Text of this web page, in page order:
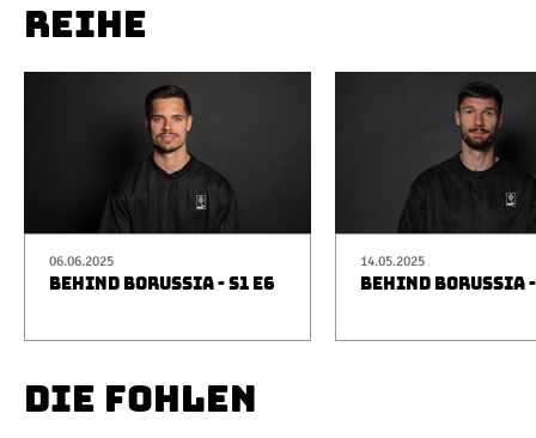
REIHE
06.06.2025
BEHIND BORUSSIA - S1 E6
14.05.2025
BEHIND BORUSSIA
DIE FOHLEN